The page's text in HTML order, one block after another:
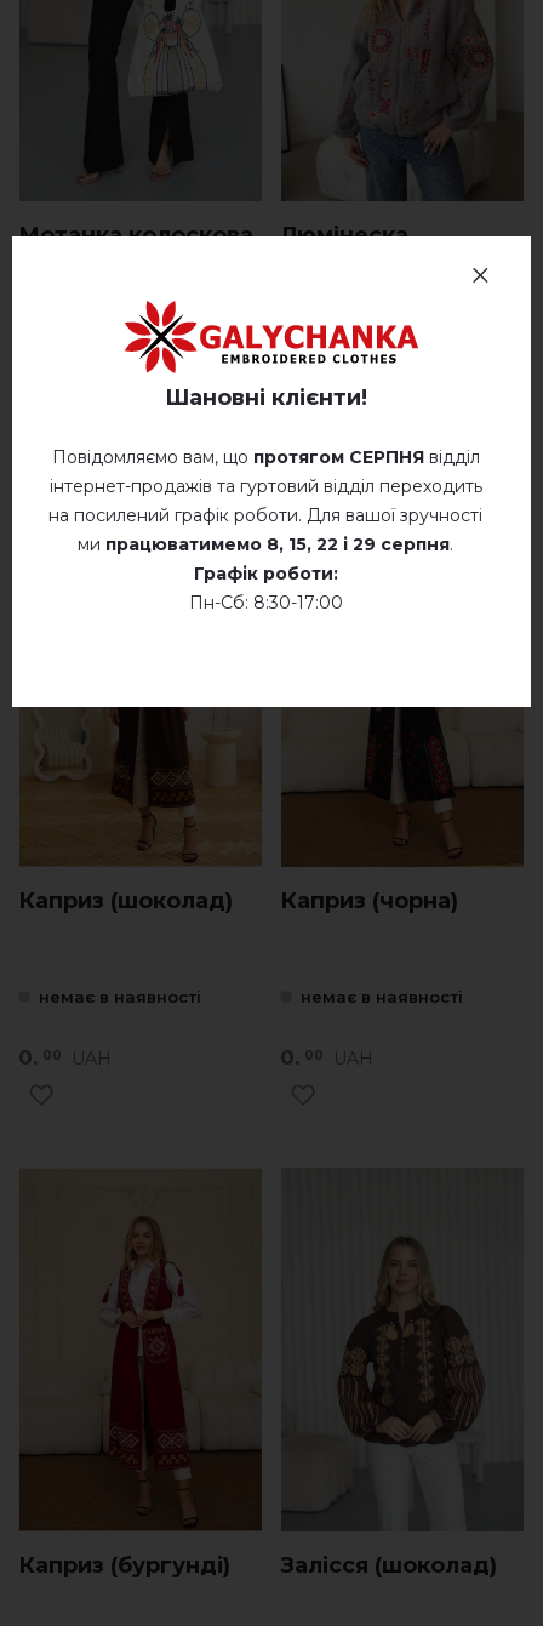
Мотанка колоскова
немає в наявності
Люмінеска
немає в наявності
0. 00 UAH
Каприз (шоколад)
немає в наявності
0. 00 UAH
Каприз (чорна)
немає в наявності
0. 00 UAH
Каприз (бургунді) Залісся (шоколад)
Шановні клієнти!
Повідомляємо вам, що протягом СЕРПНЯвідділ
інтернет-продажів та гуртовий відділ переходить
на посилений графік роботи. Для вашої зручності
ми працюватимемо 8, 15, 22 і 29 серпня.
Графік роботи:
Пн-Сб: 8:30-17:00